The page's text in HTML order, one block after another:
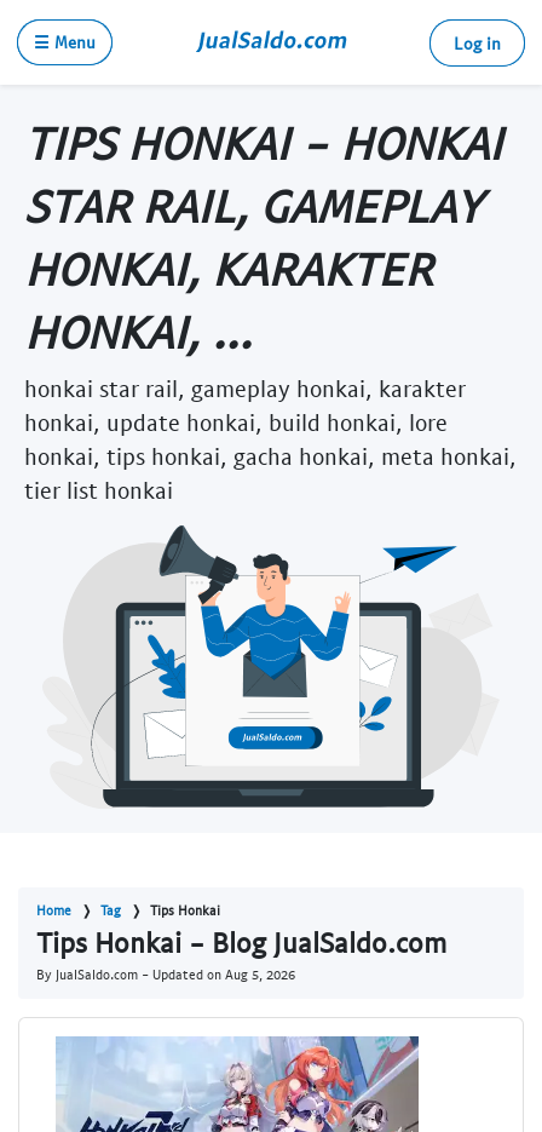
☰ Menu Log in
TIPS HONKAI - HONKAI
STAR RAIL, GAMEPLAY
HONKAI, KARAKTER
HONKAI, ...
honkai star rail, gameplay honkai, karakter
honkai, update honkai, build honkai, lore
honkai, tips honkai, gacha honkai, meta honkai,
tier list honkai
Home Tag Tips Honkai
Tips Honkai - Blog JualSaldo.com
By JualSaldo.com - Updated on Aug 5, 2026